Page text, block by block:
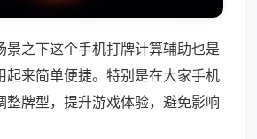
景之下这个手机打牌计算辅助也是
起来简单便捷。特别是在大家手机
整牌型，提升游戏体验，避免影响